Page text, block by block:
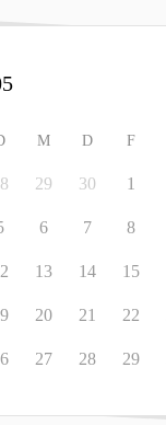
M D F
29 30 1
6 7 8
13 14 15
20 21 22
27 28 29